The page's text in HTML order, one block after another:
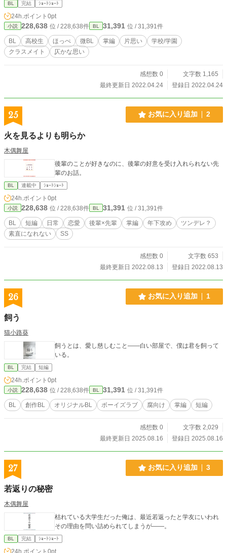
BL 完結 ｼｮｰﾄｼｮｰﾄ
24h.ポイント 0pt
小説 228,638 位 / 228,638件 BL 31,391 位 / 31,391件
BL 高校生 ほっぺ 微BL 掌編 片思い
学校/学園
クラスメイト
仄かな思い
感想数 0
文字数 1,165
最終更新日 2022.04.24
登録日 2022.04.24
25 お気に入り追加 2
火を見るよりも明らか
木偶舞屋
後輩のことが好きなのに、後輩の好意を受け入れられない先
輩のお話。
BL 連載中 ｼｮｰﾄｼｮｰﾄ
24h.ポイント 0pt
小説 228,638 位 / 228,638件 BL 31,391 位 / 31,391件
BL 短編 日常 恋愛 後輩×先輩 掌編 年下攻め
ツンデレ？
素直になれない
SS
感想数 0
文字数 653
最終更新日 2022.08.13
登録日 2022.08.13
26 お気に入り追加 1
飼う
猫小路葵
飼うとは、愛し慈しむこと――白い部屋で、僕は君を飼って
いる。
BL 完結 短編
24h.ポイント 0pt
小説 228,638 位 / 228,638件 BL 31,391 位 / 31,391件
BL 創作BL オリジナルBL ボーイズラブ 腐向け 掌編 短編
感想数 0
文字数 2,029
最終更新日 2025.08.16
登録日 2025.08.16
27 お気に入り追加 3
若返りの秘密
木偶舞屋
枯れている大学生だった俺は、最近若返ったと学友にいわれ
その理由を問い詰められてしまうが――。
BL 完結 ｼｮｰﾄｼｮｰﾄ
24h.ポイント 0pt